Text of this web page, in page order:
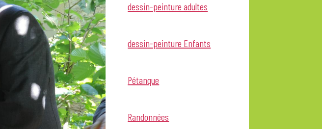
dessin-peinture adultes
dessin-peinture Enfants
Pétanque
Randonnées